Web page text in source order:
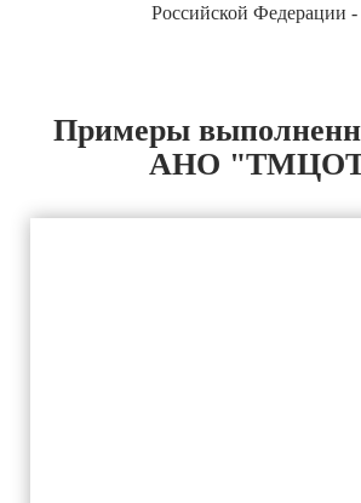
Российской Федерации -
Примеры
АНО